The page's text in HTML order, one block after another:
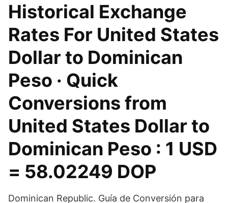
Historical Exchange
Rates For United States
Dollar to Dominican
Peso · Quick
Conversions from
United States Dollar to
Dominican Peso : 1 USD
= 58.02249 DOP
Dominican Republic. Guía de Conversión para